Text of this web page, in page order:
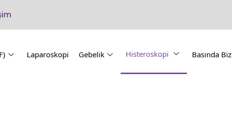
Laparoskopi Gebelik Histeroskopi Basında Biz